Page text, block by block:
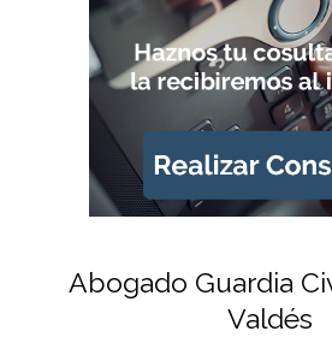
Abogado Guardia
Valdés